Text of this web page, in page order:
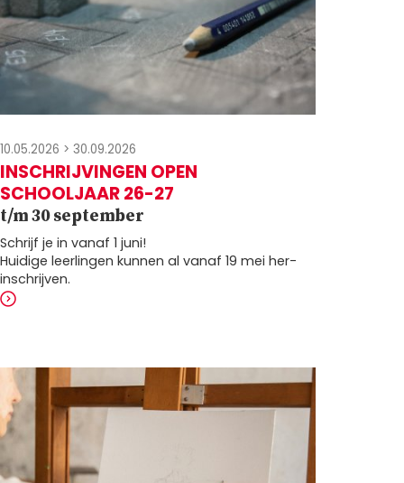
10.05.2026 > 30.09.2026
INSCHRIJVINGEN OPEN
SCHOOLJAAR 26-27
t/m 30 september
Schrijf je in vanaf 1 juni!
Huidige leerlingen kunnen al vanaf 19 mei her-
inschrijven.